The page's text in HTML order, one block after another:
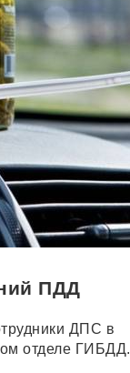
ПДД
ДПС в
отделе ГИБДД.